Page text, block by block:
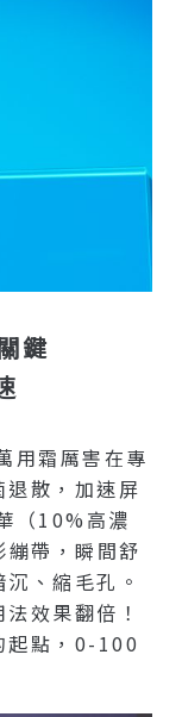
鍵
用霜厲害在專
散，加速屏
（10%高濃
帶，瞬間舒
、縮毛孔。
效果翻倍！
起點，0-100